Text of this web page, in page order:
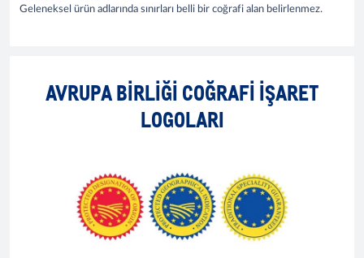
Geleneksel ürün adlarında sınırları belli bir coğrafi alan belirlenmez.
AVRUPA BİRLİĞİ COĞRAFİ İŞARET
LOGOLARI